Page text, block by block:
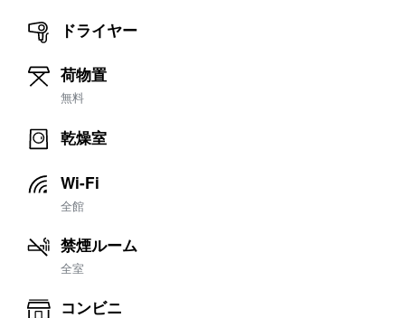
ドライヤー
荷物置
無料
乾燥室
Wi-Fi
全館
禁煙ルーム
全室
コンビニ